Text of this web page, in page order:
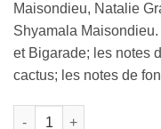
Maisondieu, Natalie
Shyamala
et Bigarade; les notes
cactus; les notes de
quantité de Coach